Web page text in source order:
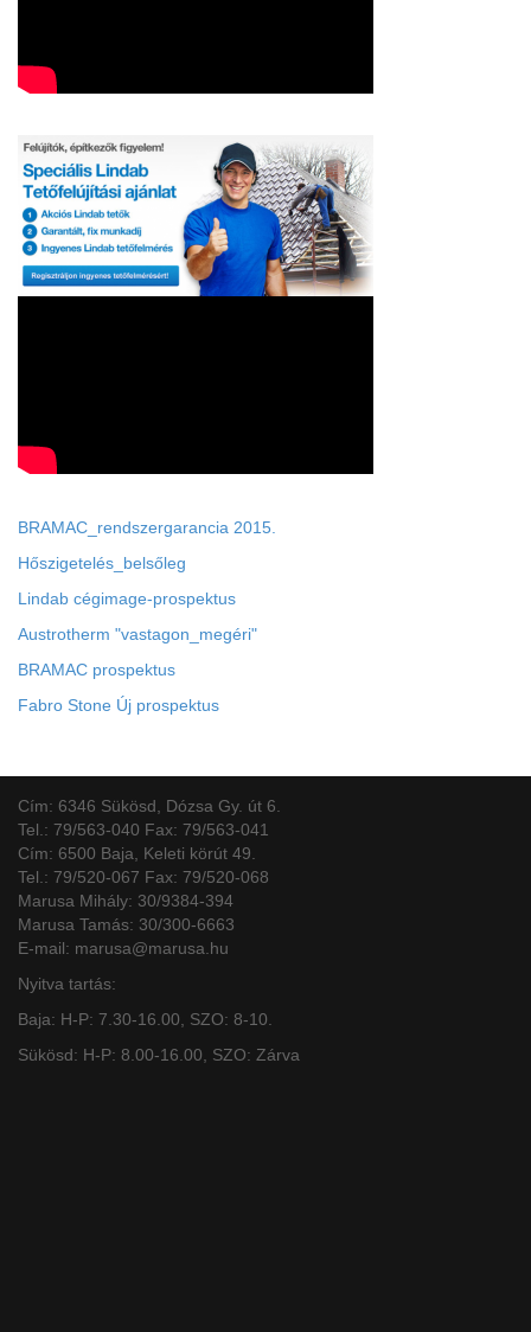
BRAMAC_rendszergarancia 2015.
Hőszigetelés_belsőleg
Lindab cégimage-prospektus
Austrotherm "vastagon_megéri"
BRAMAC prospektus
Fabro Stone Új prospektus
Cím: 6346 Sükösd, Dózsa Gy. út 6.
Tel.: 79/563-040 Fax: 79/563-041
Cím: 6500 Baja, Keleti körút 49.
Tel.: 79/520-067 Fax: 79/520-068
Marusa Mihály: 30/9384-394
Marusa Tamás: 30/300-6663
E-mail: marusa@marusa.hu
Nyitva tartás:
Baja: H-P: 7.30-16.00, SZO: 8-10.
Sükösd: H-P: 8.00-16.00, SZO: Zárva